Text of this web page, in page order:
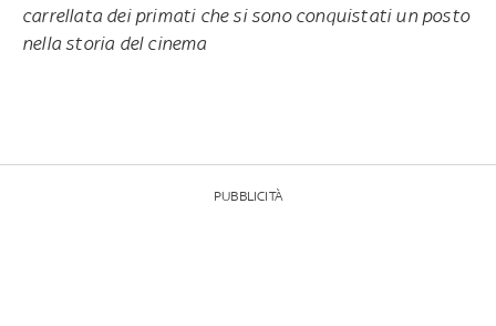
carrellata dei primati che si sono conquistati un posto
nella storia del cinema
PUBBLICITÀ